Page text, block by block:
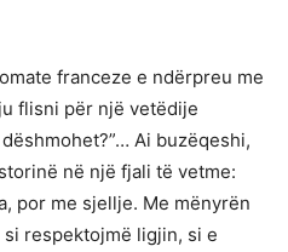
franceze e ndërpreu me
flisni për një vetëdije
Ai buzëqeshi,
në një fjali të vetme:
por me sjellje. Me mënyrën
respektojmë ligjin, si e